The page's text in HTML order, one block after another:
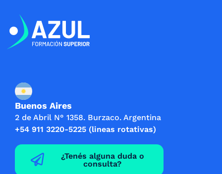
Buenos Aires
2 de Abril N° 1358. Burzaco. Argentina
+54 911 3220-5225 (lineas rotativas)
¿Tenés alguna duda o
consulta?